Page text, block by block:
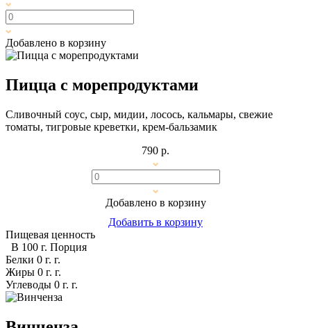
Добавлено в корзину
Пицца с морепродуктами
Сливочный соус, сыр, мидии, лосось, кальмары, свежие
томаты, тигровые креветки, крем-бальзамик
790 р.
Добавлено в корзину
Добавить в корзину
Пищевая ценность
В 100 г. Порция
Белки 0 г. г.
Жиры 0 г. г.
Углеводы 0 г. г.